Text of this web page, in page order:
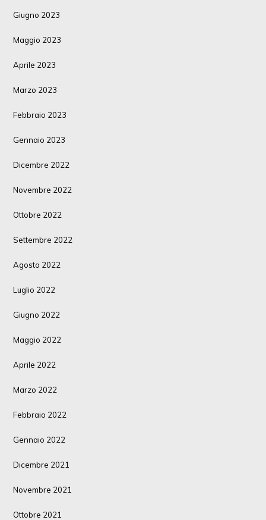
Giugno 2023
Maggio 2023
Aprile 2023
Marzo 2023
Febbraio 2023
Gennaio 2023
Dicembre 2022
Novembre 2022
Ottobre 2022
Settembre 2022
Agosto 2022
Luglio 2022
Giugno 2022
Maggio 2022
Aprile 2022
Marzo 2022
Febbraio 2022
Gennaio 2022
Dicembre 2021
Novembre 2021
Ottobre 2021